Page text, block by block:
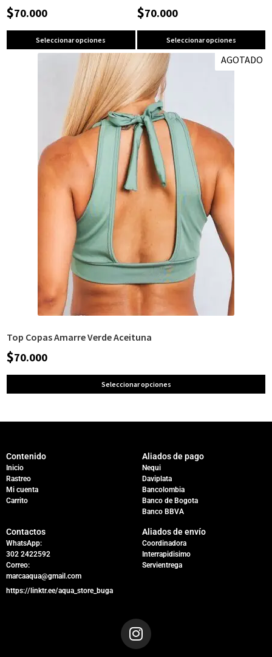
$70.000
Seleccionar opciones
$70.000
Seleccionar opciones
AGOTADO
Top Copas Amarre Verde Aceituna
$70.000
Seleccionar opciones
Contenido
Inicio
Rastreo
Mi cuenta
Carrito
Aliados de pago
Nequi
Daviplata
Bancolombia
Banco de Bogota
Banco BBVA
Contactos
WhatsApp:
302 2422592
Correo:
marcaaqua@gmail.com
https://linktr.ee/aqua_store_buga
Aliados de envío
Coordinadora
Interrapidisimo
Servientrega